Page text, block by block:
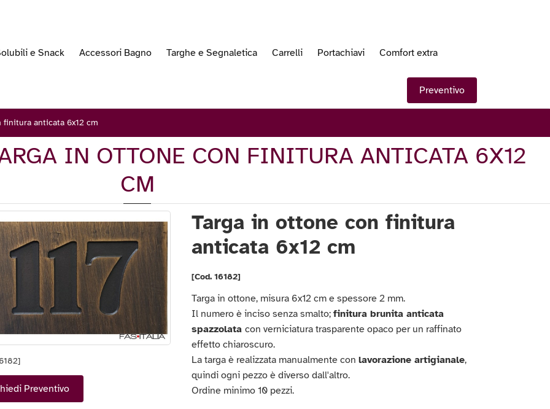
e Snack Accessori Bagno Targhe e Segnaletica Carrelli Portachiavi Comfort extra
Preventivo
anticata 6x12 cm
IN OTTONE CON FINITURA ANTICATA 6X12
CM
Preventivo
Targa in ottone con finitura
anticata 6x12 cm
[Cod. 16182]
Targa in ottone, misura 6x12 cm e spessore 2 mm.
Il numero è inciso senza smalto;finitura brunita anticata
spazzolatacon verniciatura trasparente opaco per un raffinato
effetto chiaroscuro.
La targa è realizzata manualmente conlavorazione artigianale,
quindi ogni pezzo è diverso dall'altro.
Ordine minimo 10 pezzi.